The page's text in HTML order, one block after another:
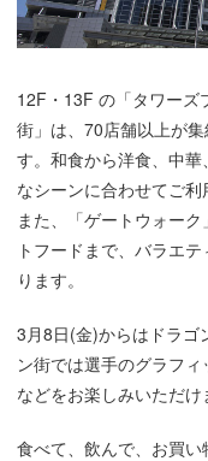
12F・13F の「タワーズ
街」は、70店舗以上が
す。和食から洋食、中
なシーンに合わせてご利
また、「ゲートウォー
トフードまで、バラエ
ります。
3月8日(金)からはドラゴ
ン街では選手のグラフ
などをお楽しみいただけ
食べて、飲んで、お買